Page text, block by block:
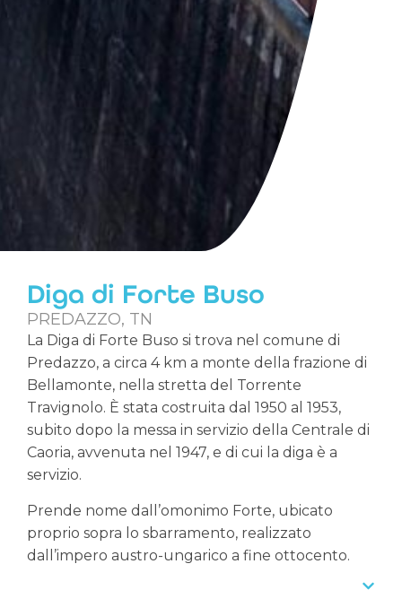
Diga di Forte Buso
PREDAZZO, TN
La Diga di Forte Buso si trova nel comune di
Predazzo, a circa 4 km a monte della frazione di
Bellamonte, nella stretta del Torrente
Travignolo. È stata costruita dal 1950 al 1953,
subito dopo la messa in servizio della Centrale di
Caoria, avvenuta nel 1947, e di cui la diga è a
servizio.
Prende nome dall’omonimo Forte, ubicato
proprio sopra lo sbarramento, realizzato
dall’impero austro-ungarico a fine ottocento.